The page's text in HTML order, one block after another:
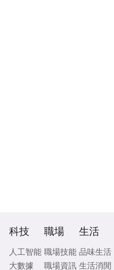
科技
人工智能
大數據
職場
職場技能
職場資訊
生活
品味生活
生活消閒